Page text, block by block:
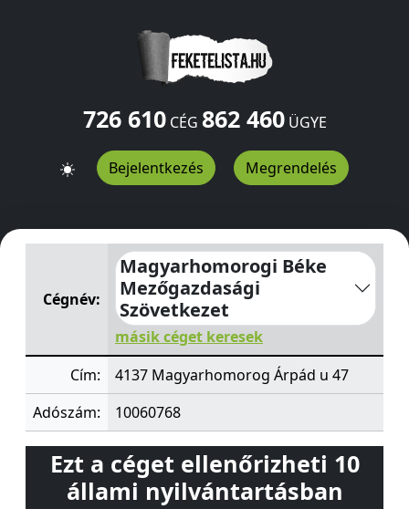
726 610CÉG 862 460ÜGYE
Bejelentkezés Megrendelés
Magyarhomorogi Béke Mezőgazdasági Szövetkezet
Cégnév:
Magyarhomorogi Béke
Mezőgazdasági
Szövetkezet
másik céget keresek
Cím:
4137 Magyarhomorog Árpád u 47
Adószám:
10060768
Ezt a céget ellenőrizheti 10
állami nyilvántartásban